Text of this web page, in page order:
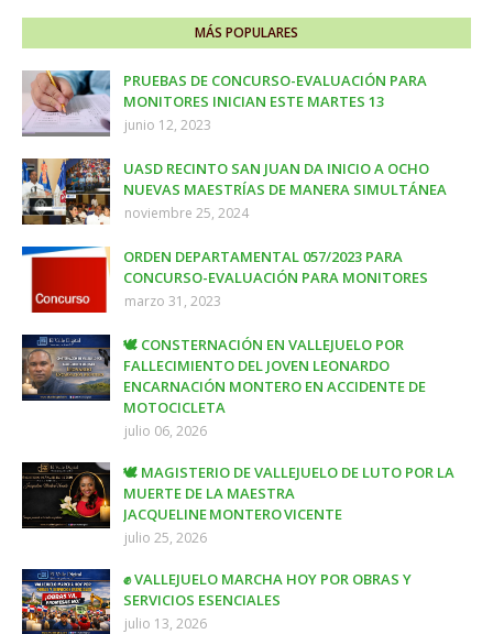
MÁS POPULARES
PRUEBAS DE CONCURSO-EVALUACIÓN PARA
MONITORES INICIAN ESTE MARTES 13
junio 12, 2023
UASD RECINTO SAN JUAN DA INICIO A OCHO
NUEVAS MAESTRÍAS DE MANERA SIMULTÁNEA
noviembre 25, 2024
ORDEN DEPARTAMENTAL 057/2023 PARA
CONCURSO-EVALUACIÓN PARA MONITORES
marzo 31, 2023
🕊️ CONSTERNACIÓN EN VALLEJUELO POR
FALLECIMIENTO DEL JOVEN LEONARDO
ENCARNACIÓN MONTERO EN ACCIDENTE DE
MOTOCICLETA
julio 06, 2026
🕊️ MAGISTERIO DE VALLEJUELO DE LUTO POR LA
MUERTE DE LA MAESTRA
JACQUELINE MONTERO VICENTE
julio 25, 2026
✊ VALLEJUELO MARCHA HOY POR OBRAS Y
SERVICIOS ESENCIALES
julio 13, 2026